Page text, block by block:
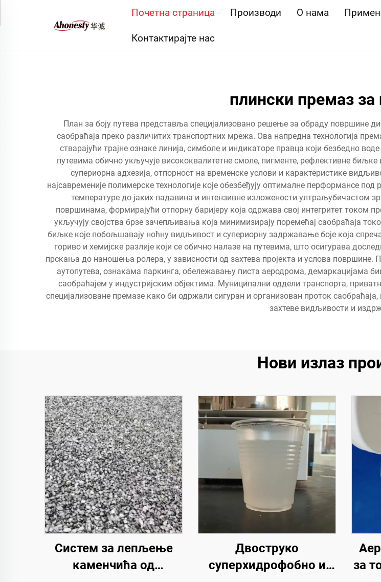
Почетна страница Производи О нама
Контактирајте нас
плински премаз за
План за боју путева представља специјализовано решење за обраду површине
саобраћаја преко различитих транспортних мрежа. Ова напредна технологија
стварајући трајне ознаке линија, симболе и индикаторе правца који безбедно
путевима обично укључује висококвалитетне смоле, пигменте, рефлективне
супериорна адхезија, отпорност на временске услови и карактеристике
најсавременије полимерске технологије које обезбеђују оптималне перформансе
температуре до јаких падавина и интензивне изложености ултраљубичастом
површинама, формирајући отпорну баријеру која одржава свој интегритет током
укључују својства брзе зачепљивања која минимизирају поремећај саобраћаја
биљке које побољшавају ноћну видљивост и супериорну задржавање боје која
гориво и хемијске разлије који се обично налазе на путевима, што осигурава
прскања до наношења ролера, у зависности од захтева пројекта и услова
аутопутева, ознакама паркинга, обележавању писта аеродрома, демаркацијама
саобраћајем у индустријским објектима. Муниципални оддели транспорта,
специјализоване премазе како би одржали сигуран и организован проток
захтеве видљивости и
Нови излаз
Систем за лепљење
каменчића од
Двоструко
суперхидрофобно и
за